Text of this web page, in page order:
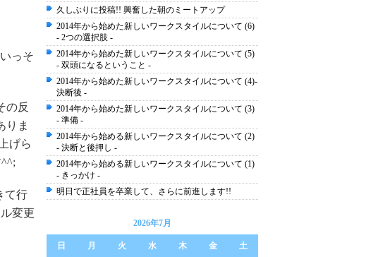
っそ
の反
りま
げら
て行
変更
久しぶりに投稿!! 興奮した朝のミートアップ
2014年から始めた新しいワークスタイルについて (6)
- 2つの選択肢 -
2014年から始めた新しいワークスタイルについて (5)
- 双頭になるということ -
2014年から始めた新しいワークスタイルについて (4)-
決断後 -
2014年から始めた新しいワークスタイルについて (3)
- 準備 -
2014年から始める新しいワークスタイルについて (2)
- 決断と後押し -
2014年から始める新しいワークスタイルについて (1)
- きっかけ -
明日で正社員を卒業して、さらに前進します!!
2026年7月
日 月 火 水 木 金 土